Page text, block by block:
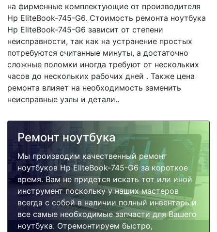
на фирменные комплектующие от производителя
Hp EliteBook-745-G6. Стоимость ремонта ноутбука
Hp EliteBook-745-G6 зависит от степени
неисправности, так как на устранение простых
потребуются считанные минуты, а достаточно
сложные поломки иногда требуют от нескольких
часов до нескольких рабочих дней . Также цена
ремонта влияет на необходимость заменить
неисправные узлы и детали..
Ремонт ноутбука
Мы производим качественный ремонт
ноутбуков Hp EliteBook-745-G6 за короткое
время. Вам не придется искать тот или иной
инструмент поскольку у наших мастеров
всегда с собой в наличии полный инвентарь и
все самые необходимые запчасти для Вашего
ноутбука. Отремонтируем быстро,